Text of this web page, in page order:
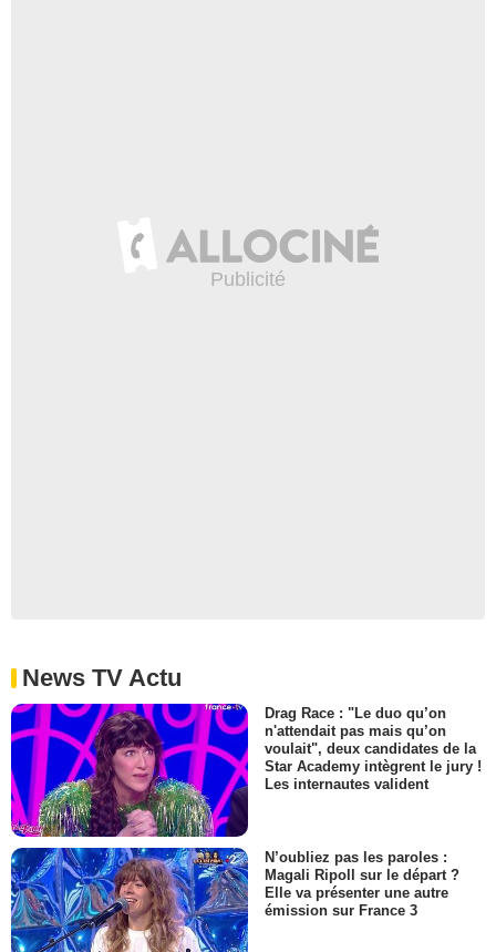
News TV Actu
Drag Race : "Le duo qu’on
n'attendait pas mais qu’on
voulait", deux candidates de la
Star Academy intègrent le jury !
Les internautes valident
N’oubliez pas les paroles :
Magali Ripoll sur le départ ?
Elle va présenter une autre
émission sur France 3